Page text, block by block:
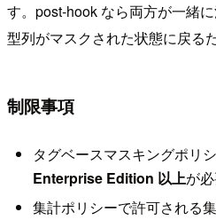
す。post-hook なら両方が一緒
型列がマスクされた状態に戻る
制限事項
タグベースマスキングポリ
Enterprise Edition 以上が
集計ポリシーで許可される